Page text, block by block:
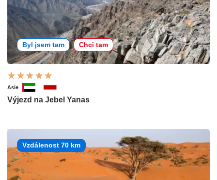
Byl jsem tam Chci tam
Asie
Výjezd na Jebel Yanas
Vzdálenost 70 km